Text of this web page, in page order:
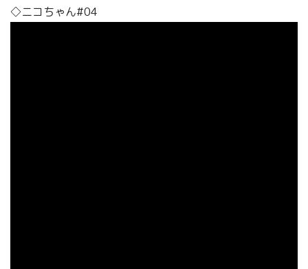
◇ニコちゃん#04